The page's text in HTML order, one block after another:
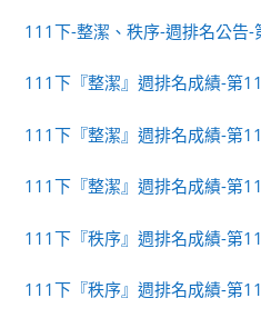
111下-整潔、秩序-週排名公告-
111下『整潔』週排名成績-第
111下『整潔』週排名成績-第
111下『整潔』週排名成績-第
111下『秩序』週排名成績-第
111下『秩序』週排名成績-第